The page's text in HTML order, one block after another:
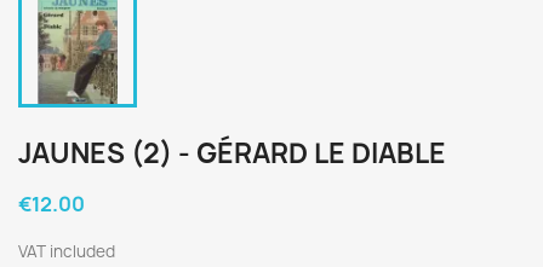
JAUNES (2) - GÉRARD LE DIABLE
€12.00
VAT included